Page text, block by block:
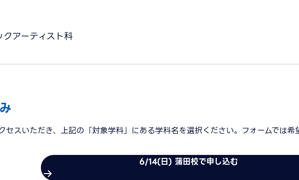
アーティスト科
セスいただき、上記の「対象学科」にある学科名を選択ください。フォームでは
6/14(日) 蒲田校で申し込む